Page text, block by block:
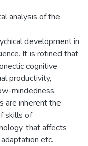
analysis of the
development in
It is rotined that
cognitive
productivity,
mindedness,
are inherent the
skills of
that affects
etc.